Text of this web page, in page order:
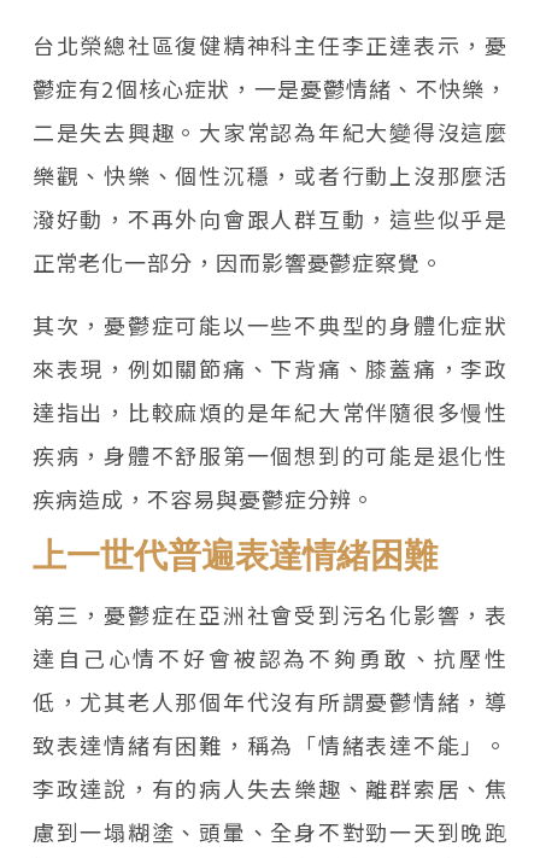
台北榮總社區復健精神科主任李正達表示，憂
鬱症有2個核心症狀，一是憂鬱情緒、不快樂，
二是失去興趣。大家常認為年紀大變得沒這麼
樂觀、快樂、個性沉穩，或者行動上沒那麼活
潑好動，不再外向會跟人群互動，這些似乎是
正常老化一部分，因而影響憂鬱症察覺。
其次，憂鬱症可能以一些不典型的身體化症狀
來表現，例如關節痛、下背痛、膝蓋痛，李政
達指出，比較麻煩的是年紀大常伴隨很多慢性
疾病，身體不舒服第一個想到的可能是退化性
疾病造成，不容易與憂鬱症分辨。
上一世代普遍表達情緒困難
第三，憂鬱症在亞洲社會受到污名化影響，表
達自己心情不好會被認為不夠勇敢、抗壓性
低，尤其老人那個年代沒有所謂憂鬱情緒，導
致表達情緒有困難，稱為「情緒表達不能」。
李政達說，有的病人失去樂趣、離群索居、焦
慮到一塌糊塗、頭暈、全身不對勁一天到晚跑